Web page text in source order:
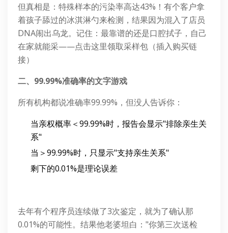
但真相是：特殊样本的污染率高达43%！有个客户拿
着孩子舔过的冰淇淋勺来检测，结果因为混入了店员
DNA闹出乌龙。记住：最靠谱的还是口腔拭子，自己
在家就能采——点击这里领取采样包（插入购买链
接）
二、99.99%准确率的文字游戏
所有机构都说准确率99.99%，但没人告诉你：
当亲权概率＜99.99%时，报告会显示"排除亲生关
系"
当＞99.99%时，只显示"支持亲生关系"
剩下的0.01%是理论误差
去年有个程序员连续做了3次鉴定，就为了确认那
0.01%的可能性。结果他老婆坦白："你第三次送检